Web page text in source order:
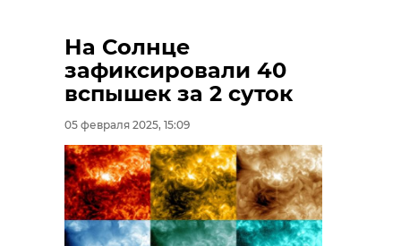
На Солнце
зафиксировали 40
вспышек за 2 суток
05 февраля 2025, 15:09